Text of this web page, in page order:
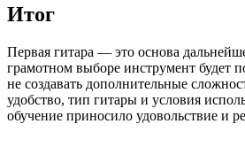
Итог
Первая гитара — это основа
грамотном выборе инструмент будет
не создавать дополнительные
удобство, тип гитары и условия
обучение приносило удовольствие и